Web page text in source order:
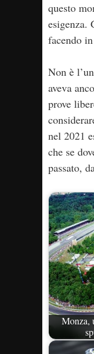
questo
esigenza.
facendo
Non è
aveva
prove
nel 2021
che se
passato,
Monza,